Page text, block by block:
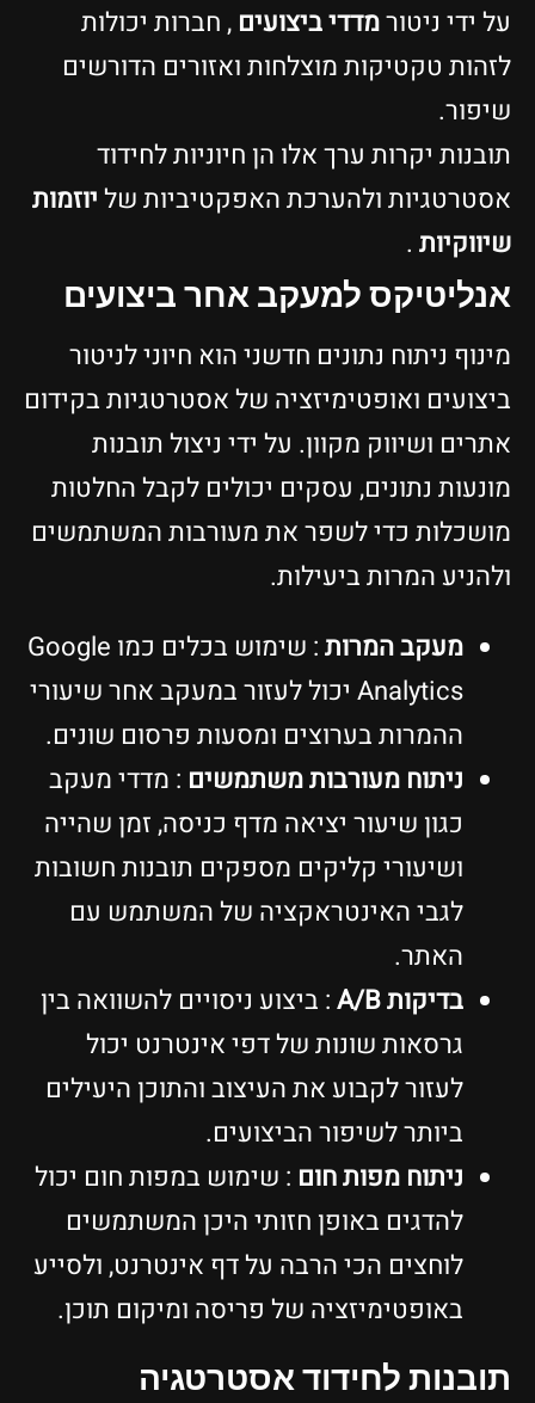
על ידי ניטורמדדי ביצועים , חברות יכולות
לזהות טקטיקות מוצלחות ואזורים הדורשים
שיפור.
תובנות יקרות ערך אלו הן חיוניות לחידוד
אסטרטגיות ולהערכת האפקטיביות שליוזמות
שיווקיות .
אנליטיקס למעקב אחר ביצועים
מינוף ניתוח נתונים חדשני הוא חיוני לניטור
ביצועים ואופטימיזציה של אסטרטגיות בקידום
אתרים ושיווק מקוון. על ידי ניצול תובנות
מונעות נתונים, עסקים יכולים לקבל החלטות
מושכלות כדי לשפר את מעורבות המשתמשים
ולהניע המרות ביעילות.
מעקב המרות
: שימוש בכלים כמו Google
Analytics יכול לעזור במעקב אחר שיעורי
ההמרות בערוצים ומסעות פרסום שונים.
ניתוח מעורבות משתמשים : מדדי מעקב
כגון שיעור יציאה מדף כניסה, זמן שהייה
ושיעורי קליקים מספקים תובנות חשובות
לגבי האינטראקציה של המשתמש עם
האתר.
בדיקות A/B
: ביצוע ניסויים להשוואה בין
גרסאות שונות של דפי אינטרנט יכול
לעזור לקבוע את העיצוב והתוכן היעילים
ביותר לשיפור הביצועים.
ניתוח מפות חום : שימוש במפות חום יכול
להדגים באופן חזותי היכן המשתמשים
לוחצים הכי הרבה על דף אינטרנט, ולסייע
באופטימיזציה של פריסה ומיקום תוכן.
תובנות לחידוד אסטרטגיה